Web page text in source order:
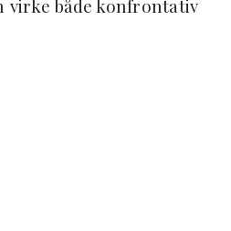
virke både konfrontativ